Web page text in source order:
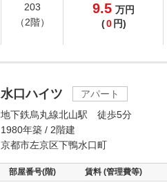
203
（2階）
9.5 万円
(0 円)
水口ハイツ
アパート
地下鉄烏丸線北山駅 徒歩5分
1980年築 / 2階建
京都市左京区下鴨水口町
部屋番号(階) 賃料 (管理費等)